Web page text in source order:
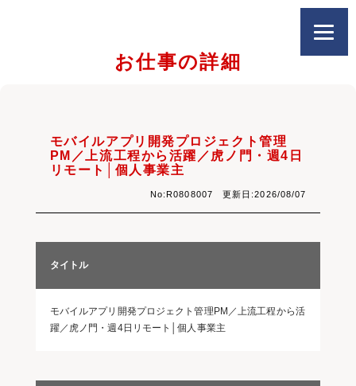
お仕事の詳細
モバイルアプリ開発プロジェクト管理
PM／上流工程から活躍／虎ノ門・週4日
リモート│個人事業主
No:R0808007 更新日:2026/08/07
タイトル
モバイルアプリ開発プロジェクト管理PM／上流工程から活
躍／虎ノ門・週4日リモート│個人事業主